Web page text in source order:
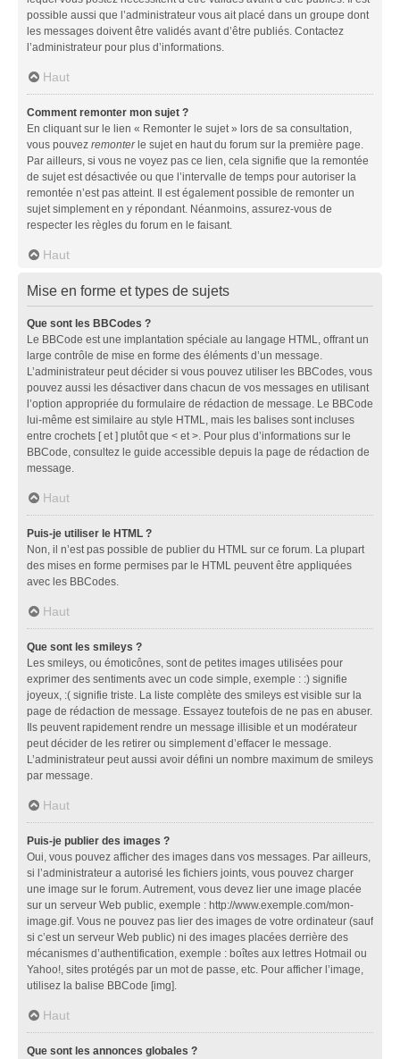
possible aussi que l’administrateur vous ait placé dans un groupe dont
les messages doivent être validés avant d’être publiés. Contactez
l’administrateur pour plus d’informations.
Haut
Comment remonter mon sujet ?
En cliquant sur le lien « Remonter le sujet » lors de sa consultation,
vous pouvez remonterle sujet en haut du forum sur la première page.
Par ailleurs, si vous ne voyez pas ce lien, cela signifie que la remontée
de sujet est désactivée ou que l’intervalle de temps pour autoriser la
remontée n’est pas atteint. Il est également possible de remonter un
sujet simplement en y répondant. Néanmoins, assurez-vous de
respecter les règles du forum en le faisant.
Haut
Mise en forme et types de sujets
Que sont les BBCodes ?
Le BBCode est une implantation spéciale au langage HTML, offrant un
large contrôle de mise en forme des éléments d’un message.
L’administrateur peut décider si vous pouvez utiliser les BBCodes, vous
pouvez aussi les désactiver dans chacun de vos messages en utilisant
l’option appropriée du formulaire de rédaction de message. Le BBCode
lui-même est similaire au style HTML, mais les balises sont incluses
entre crochets [ et ] plutôt que < et >. Pour plus d’informations sur le
BBCode, consultez le guide accessible depuis la page de rédaction de
message.
Haut
Puis-je utiliser le HTML ?
Non, il n’est pas possible de publier du HTML sur ce forum. La plupart
des mises en forme permises par le HTML peuvent être appliquées
avec les BBCodes.
Haut
Que sont les smileys ?
Les smileys, ou émoticônes, sont de petites images utilisées pour
exprimer des sentiments avec un code simple, exemple : :) signifie
joyeux, :( signifie triste. La liste complète des smileys est visible sur la
page de rédaction de message. Essayez toutefois de ne pas en abuser.
Ils peuvent rapidement rendre un message illisible et un modérateur
peut décider de les retirer ou simplement d’effacer le message.
L’administrateur peut aussi avoir défini un nombre maximum de smileys
par message.
Haut
Puis-je publier des images ?
Oui, vous pouvez afficher des images dans vos messages. Par ailleurs,
si l’administrateur a autorisé les fichiers joints, vous pouvez charger
une image sur le forum. Autrement, vous devez lier une image placée
sur un serveur Web public, exemple : http://www.exemple.com/mon-
image.gif. Vous ne pouvez pas lier des images de votre ordinateur (sauf
si c’est un serveur Web public) ni des images placées derrière des
mécanismes d’authentification, exemple : boîtes aux lettres Hotmail ou
Yahoo!, sites protégés par un mot de passe, etc. Pour afficher l’image,
utilisez la balise BBCode [img].
Haut
Que sont les annonces globales ?